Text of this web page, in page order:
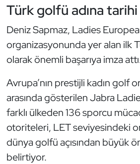
Türk golfü adına tarihi
Deniz Sapmaz, Ladies
organizasyonunda yer alan ilk
olarak önemli başarıya imza
Avrupa’nın prestijli kadın golf
arasında gösterilen Jabra
farklı ülkeden 136 sporcu
otoriteleri, LET seviyesindeki
dünya golfü açısından büyük
belirtiyor.
Golf
Güreş
Halter
Hava Sporları
Hentbol
İşitme Engelli Sporcular